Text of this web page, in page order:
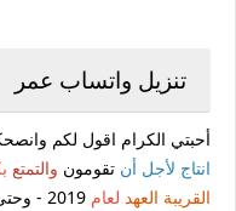
تنزيل واتساب عمر
أحبتي الكرام اقول لكم
انتاج لأجل أن تقومون والتمتع
القريبة العهد لعام